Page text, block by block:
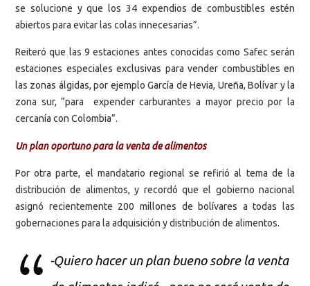
se solucione y que los 34 expendios de combustibles estén
abiertos para evitar las colas innecesarias”.
Reiteró que las 9 estaciones antes conocidas como Safec serán
estaciones especiales exclusivas para vender combustibles en
las zonas álgidas, por ejemplo García de Hevia, Ureña, Bolívar y la
zona sur, “para expender carburantes a mayor precio por la
cercanía con Colombia”.
Un plan oportuno para la venta de alimentos
Por otra parte, el mandatario regional se refirió al tema de la
distribución de alimentos, y recordó que el gobierno nacional
asignó recientemente 200 millones de bolívares a todas las
gobernaciones para la adquisición y distribución de alimentos.
-Quiero hacer un plan bueno sobre la venta